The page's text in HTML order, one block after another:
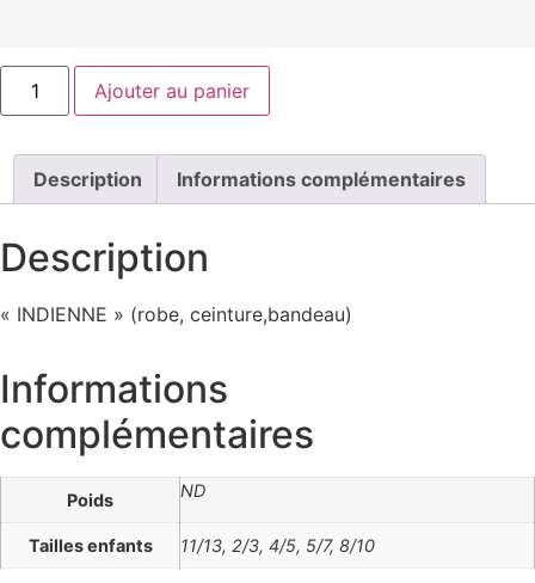
quantité
Indienne
Ajouter au panier
Description Informations complémentaires
Description
« INDIENNE » (robe, ceinture,bandeau)
Informations
complémentaires
Poids ND
Tailles enfants 11/13, 2/3, 4/5, 5/7, 8/10